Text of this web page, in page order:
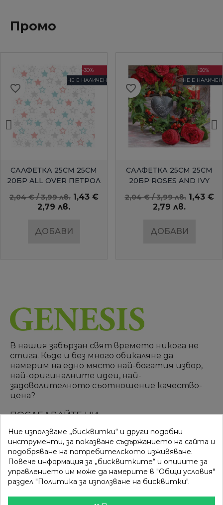
Промо
БЪРЗ ПРЕГЛЕД
-30%
НЕ Е НАЛИЧЕН
САЛФЕТКА 25СМ 25СМ
20БР ALL OVER ПЕТРОЛ
2,04 € / 3,99 лв. 1,43 €
2,79 лв.
ДОБАВИ
favorite_border
БЪРЗ ПРЕГЛЕД
-30%
НЕ Е НАЛИЧЕН
САЛФЕТКА 25СМ 25СМ
20БР ROSES AND IVY
AMBIENTE
2,04 € / 3,99 лв. 1,43 €
2,79 лв.
ДОБАВИ
favorite_border
В нашия забързан свят времето никога не
стига. Къде и без много обикаляне да
намерим на едно място най-богатия избор,
най-оригиналните идеи, най-
задоволителното съотношение качество-
цена?
ПОСЛЕДВАЙТЕ НИ
ВРЪЗКИ
Вход
КАТЕГОРИИ
Разпродажба
Ние използваме „бисквитки“ и други подобни
инструменти, за показване съдържанието на сайта и
подобряване на потребителското изживяване.
Повече информация за „бисквитките“ и опциите за
управлението им може да намерите в "Общи условия"
раздел "Политика за използване на бисквитки".